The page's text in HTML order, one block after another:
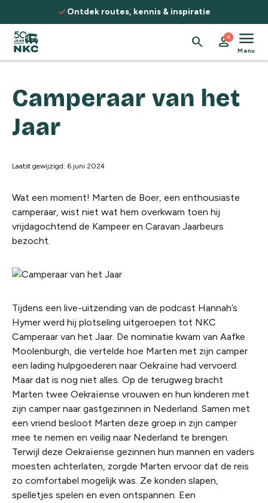
Spring naar de inhoud
checkOntdek routes, kennis & inspiratie
search person
close menu
Menu
Camperaar van het
Jaar
Laatst gewijzigd: 6 juni 2024
Wat een moment! Marten de Boer, een enthousiaste
camperaar, wist niet wat hem overkwam toen hij
vrijdagochtend de Kampeer en Caravan Jaarbeurs
bezocht.
Tijdens een live-uitzending van de podcast Hannah’s
Hymer werd hij plotseling uitgeroepen tot NKC
Camperaar van het Jaar. De nominatie kwam van Aafke
Moolenburgh, die vertelde hoe Marten met zijn camper
een lading hulpgoederen naar Oekraïne had vervoerd.
Maar dat is nog niet alles. Op de terugweg bracht
Marten twee Oekraïense vrouwen en hun kinderen met
zijn camper naar gastgezinnen in Nederland. Samen met
een vriend besloot Marten deze groep in zijn camper
mee te nemen en veilig naar Nederland te brengen.
Terwijl deze Oekraïense gezinnen hun mannen en vaders
moesten achterlaten, zorgde Marten ervoor dat de reis
zo comfortabel mogelijk was. Ze konden slapen,
spelletjes spelen en even ontspannen. Een